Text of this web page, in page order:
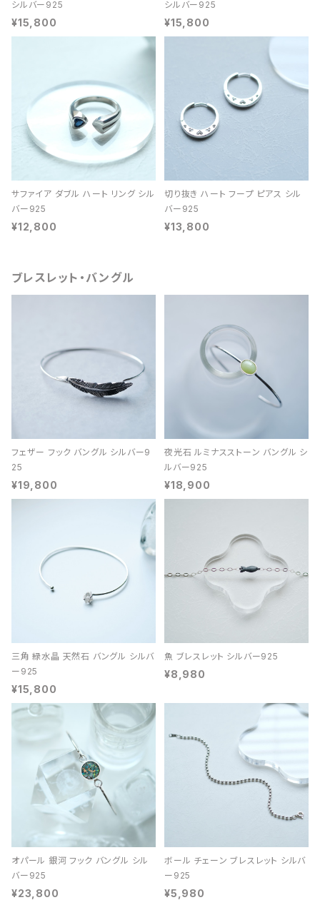
シルバー925
¥15,800
シルバー925
¥15,800
サファイア ダブル ハート リング シル
バー925
¥12,800
切り抜き ハート フープ ピアス シル
バー925
¥13,800
ブレスレット・バングル
フェザー フック バングル シルバー9
25
¥19,800
夜光石 ルミナスストーン バングル シ
ルバー925
¥18,900
三角 緑水晶 天然石 バングル シルバ
ー925
¥15,800
魚 ブレスレット シルバー925
¥8,980
オパール 銀河 フック バングル シル
バー925
¥23,800
ボール チェーン ブレスレット シルバ
ー925
¥5,980